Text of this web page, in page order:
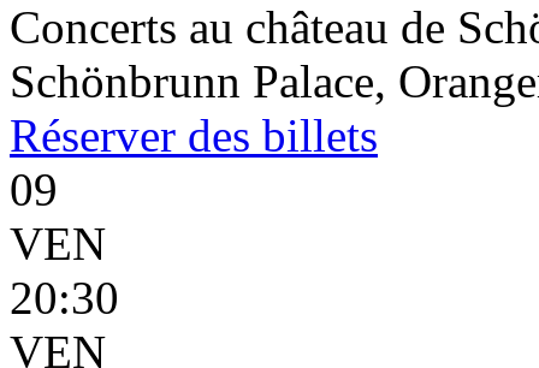
Concerts au château de
Schönbrunn Palace,
Réserver des billets
09
VEN
20:30
VEN